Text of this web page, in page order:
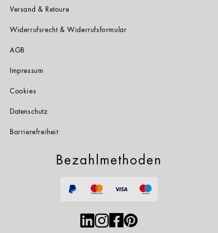
Versand & Retoure
Widerrufsrecht & Widerrufsformular
AGB
Impressum
Cookies
Datenschutz
Barrierefreiheit
Bezahlmethoden